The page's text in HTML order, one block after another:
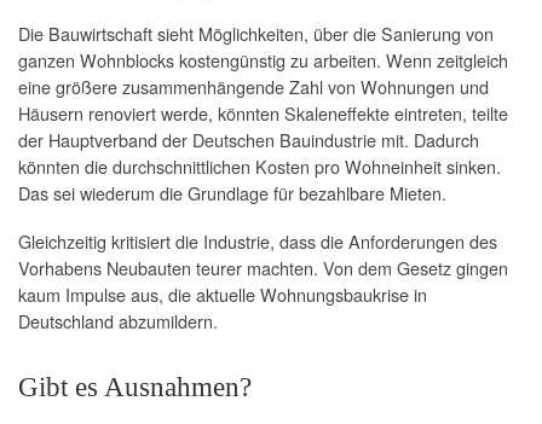
Die Bauwirtschaft sieht Möglichkeiten, über die Sanierung von
ganzen Wohnblocks kostengünstig zu arbeiten. Wenn zeitgleich
eine größere zusammenhängende Zahl von Wohnungen und
Häusern renoviert werde, könnten Skaleneffekte eintreten, teilte
der Hauptverband der Deutschen Bauindustrie mit. Dadurch
könnten die durchschnittlichen Kosten pro Wohneinheit sinken.
Das sei wiederum die Grundlage für bezahlbare Mieten.
Gleichzeitig kritisiert die Industrie, dass die Anforderungen des
Vorhabens Neubauten teurer machten. Von dem Gesetz gingen
kaum Impulse aus, die aktuelle Wohnungsbaukrise in
Deutschland abzumildern.
Gibt es Ausnahmen?